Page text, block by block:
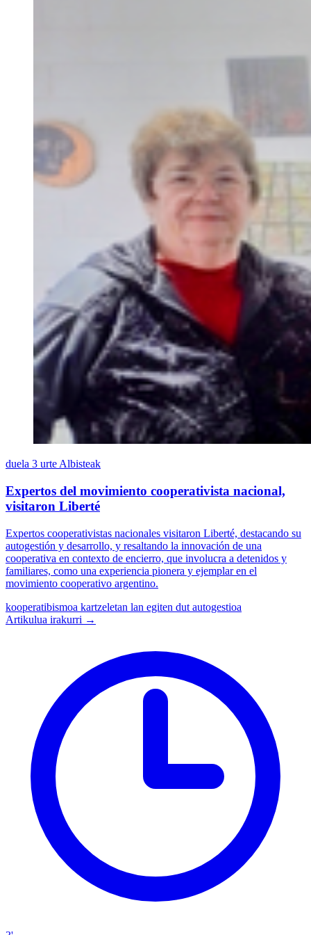
duela 3 urte Albisteak
Expertos del movimiento cooperativista nacional,
visitaron Liberté
Expertos cooperativistas nacionales visitaron Liberté, destacando su
autogestión y desarrollo, y resaltando la innovación de una
cooperativa en contexto de encierro, que involucra a detenidos y
familiares, como una experiencia pionera y ejemplar en el
movimiento cooperativo argentino.
kooperatibismoa kartzeletan lan egiten dut autogestioa
Artikulua irakurri →